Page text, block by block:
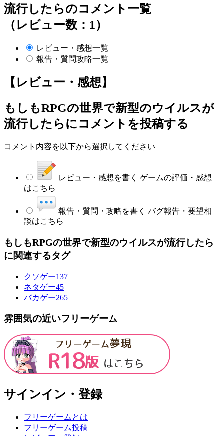
流行したらのコメント一覧
（レビュー数：1）
レビュー・感想一覧
報告・質問攻略一覧
【レビュー・感想】
もしもRPGの世界で新型のウイルスが
流行したらにコメントを投稿する
コメント内容を以下から選択してください
レビュー・感想を書く ゲームの評価・感想
はこちら
報告・質問・攻略を書く バグ報告・要望相
談はこちら
もしもRPGの世界で新型のウイルスが流行したら
に関連するタグ
クソゲー137
ネタゲー45
バカゲー265
雰囲気の近いフリーゲーム
サインイン・登録
フリーゲームとは
フリーゲーム投稿